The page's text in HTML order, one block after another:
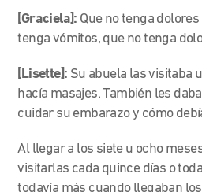
[Graciela]: Que no tenga
tenga vómitos, que no tenga
[Lisette]: Su abuela las visitaba
hacía masajes. También les
cuidar su embarazo y cómo
Al llegar a los siete u ocho
visitarlas cada quince días o
todavía más cuando llegaban